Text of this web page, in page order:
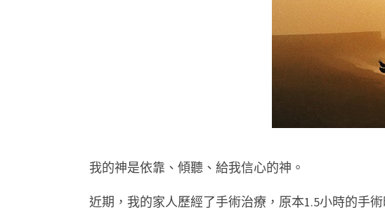
我的神是依靠、傾聽、給我信心的神。
近期，我的家人歷經了手術治療，原本1.5小時的手